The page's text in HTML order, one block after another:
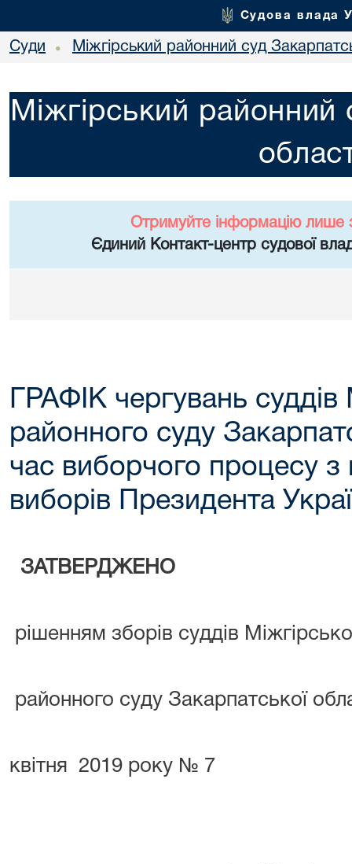
Судова влада
Суди • Міжгірський районний суд
Міжгірський районний
Отримуйте інформацію лише
Єдиний Контакт-центр судової
ГРАФІК чергувань суддів
районного суду
час виборчого процесу з
виборів Президента
ЗАТВЕРДЖЕНО
рішенням зборів суддів
районного суду Закарпатської
квітня 2019 року № 7